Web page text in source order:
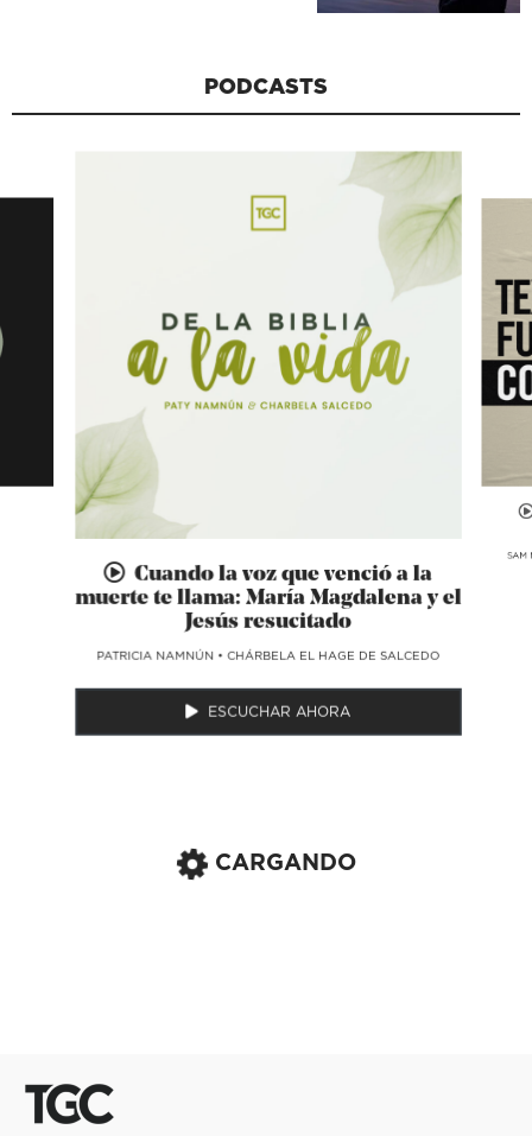
PODCASTS
Cuando la voz que venció a la
muerte te llama: María Magdalena y el
Jesús resucitado
​PATRICIA NAMNÚN •CHÁRBELA EL HAGE DE SALCEDO
ESCUCHAR AHORA
SAM
CARGANDO